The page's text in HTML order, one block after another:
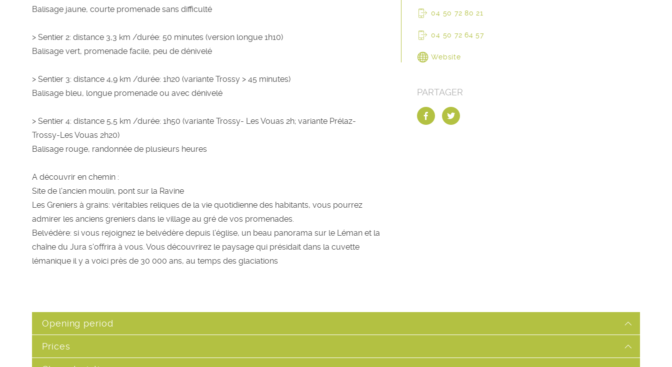
Balisage jaune, courte promenade sans difficulté
> Sentier 2: distance 3,3 km /durée: 50 minutes (version longue 1h10)
Balisage vert, promenade facile, peu de dénivelé
> Sentier 3: distance 4,9 km /durée: 1h20 (variante Trossy > 45 minutes)
Balisage bleu, longue promenade ou avec dénivelé
> Sentier 4: distance 5,5 km /durée: 1h50 (variante Trossy- Les Vouas 2h; variante Prélaz-
Trossy-Les Vouas 2h20)
Balisage rouge, randonnée de plusieurs heures
A découvrir en chemin :
Site de l'ancien moulin, pont sur la Ravine
Les Greniers à grains: véritables reliques de la vie quotidienne des habitants, vous pourrez
admirer les anciens greniers dans le village au gré de vos promenades.
Belvédère: si vous rejoignez le belvédère depuis l'église, un beau panorama sur le Léman et la
chaîne du Jura s'offrira à vous. Vous découvrirez le paysage qui présidait dans la cuvette
lémanique il y a voici près de 30 000 ans, au temps des glaciations
04 50 72 80 21
04 50 72 64 57
Website
PARTAGER
Opening period
Prices